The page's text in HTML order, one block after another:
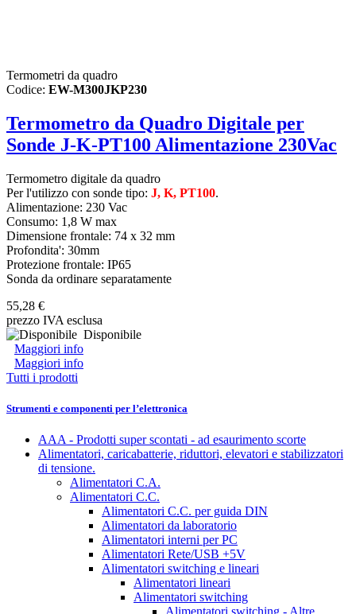
Termometri da quadro
Codice: EW-M300JKP230
Termometro da Quadro Digitale per
Sonde J-K-PT100 Alimentazione 230Vac
Termometro digitale da quadro
Per l'utilizzo con sonde tipo: J, K, PT100.
Alimentazione: 230 Vac
Consumo: 1,8 W max
Dimensione frontale: 74 x 32 mm
Profondita': 30mm
Protezione frontale: IP65
Sonda da ordinare separatamente
55,28 €
prezzo IVA esclusa
Disponibile
Maggiori info
Maggiori info
Tutti i prodotti
Strumenti e componenti per l’elettronica
AAA - Prodotti super scontati - ad esaurimento scorte
Alimentatori, caricabatterie, riduttori, elevatori e stabilizzatori
di tensione.
Alimentatori C.A.
Alimentatori C.C.
Alimentatori C.C. per guida DIN
Alimentatori da laboratorio
Alimentatori interni per PC
Alimentatori Rete/USB +5V
Alimentatori switching e lineari
Alimentatori lineari
Alimentatori switching